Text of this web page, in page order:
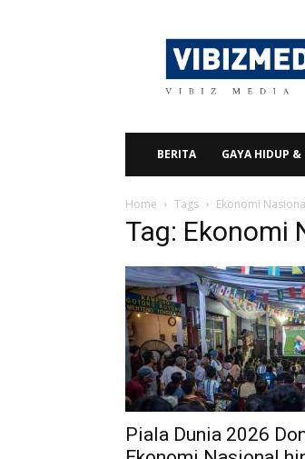
Vibizmedia.com
BERITA GAYA HIDUP &
Home Tags Ekonomi
Tag: Ekonomi
Piala Dunia 2026